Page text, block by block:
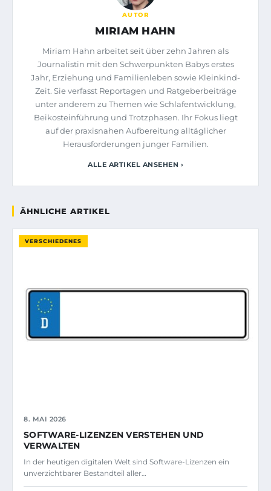
AUTOR
MIRIAM HAHN
Miriam Hahn arbeitet seit über zehn Jahren als
Journalistin mit den Schwerpunkten Babys erstes
Jahr, Erziehung und Familienleben sowie Kleinkind-
Zeit. Sie verfasst Reportagen und Ratgeberbeiträge
unter anderem zu Themen wie Schlafentwicklung,
Beikosteinführung und Trotzphasen. Ihr Fokus liegt
auf der praxisnahen Aufbereitung alltäglicher
Herausforderungen junger Familien.
ALLE ARTIKEL ANSEHEN ›
ÄHNLICHE ARTIKEL
VERSCHIEDENES
8. MAI 2026
SOFTWARE-LIZENZEN VERSTEHEN UND
VERWALTEN
In der heutigen digitalen Welt sind Software-Lizenzen ein
unverzichtbarer Bestandteil aller…